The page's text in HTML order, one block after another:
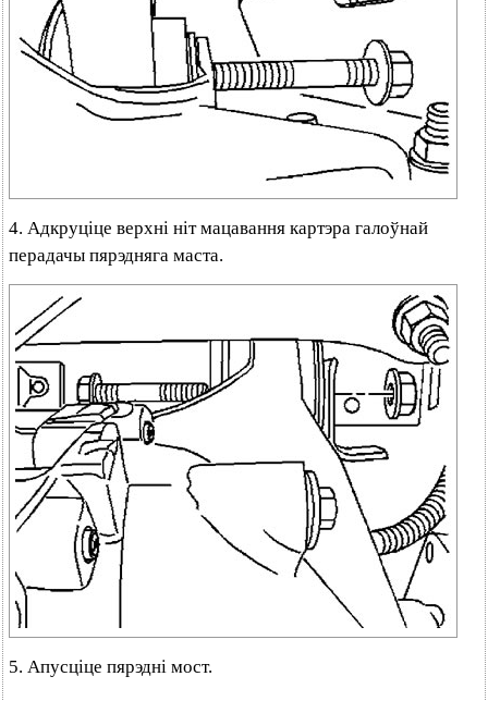
4. Адкруціце верхні ніт мацавання картэра галоўнай
перадачы пярэдняга маста.
5. Апусціце пярэдні мост.